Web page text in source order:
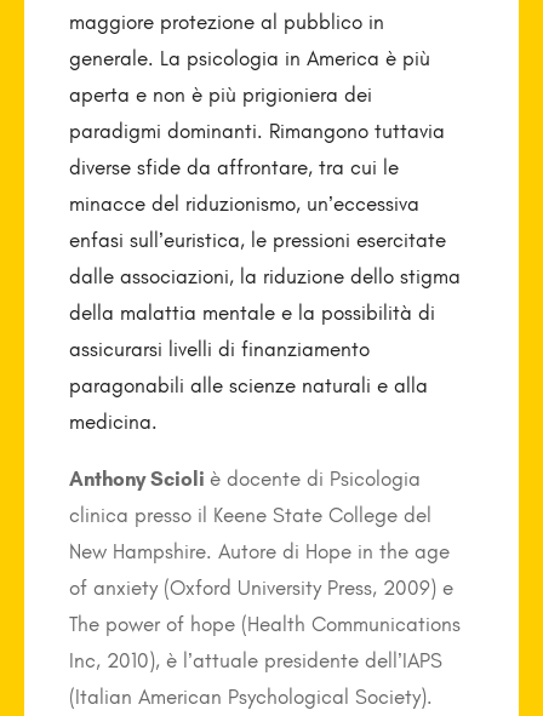
maggiore protezione al pubblico in
generale. La psicologia in America è più
aperta e non è più prigioniera dei
paradigmi dominanti. Rimangono tuttavia
diverse sfide da affrontare, tra cui le
minacce del riduzionismo, un’eccessiva
enfasi sull’euristica, le pressioni esercitate
dalle associazioni, la riduzione dello stigma
della malattia mentale e la possibilità di
assicurarsi livelli di finanziamento
paragonabili alle scienze naturali e alla
medicina.
Anthony Scioli è docente di Psicologia
clinica presso il Keene State College del
New Hampshire. Autore di Hope in the age
of anxiety (Oxford University Press, 2009) e
The power of hope (Health Communications
Inc, 2010), è l’attuale presidente dell’IAPS
(Italian American Psychological Society).